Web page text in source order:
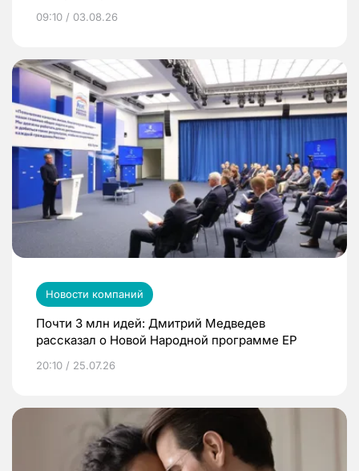
09:10 / 03.08.26
Новости компаний
Почти 3 млн идей: Дмитрий Медведев
рассказал о Новой Народной программе ЕР
20:10 / 25.07.26